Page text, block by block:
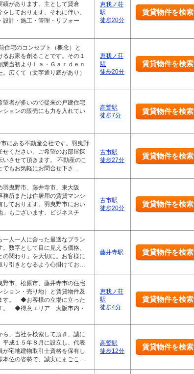
績があります。主として貸倉
しております。それに伴い、
設計・施工・管理・リフォー
恵我ノ荘
駅
徒歩20分
賃貸物件を検索
住宅のコンセプト（概念）と
お家を創ることです。その１
当初よりＬａ・Ｇａｒｄｅｎ
広くて（文字通り庭があり）
恵我ノ荘
駅
徒歩20分
賃貸物件を検索
望者が多いので従来の戸建住宅
ションの販売にも力を入れてい
高鷲駅
徒歩7分
賃貸物件を検索
にある不動産会社です。羽曳野
せください。ご希望のお部屋探
いさせて頂きます。 不動産のこ
でもお気軽にお問合せ下さ…
古市駅
徒歩27分
賃貸物件を検索
羽曳野市、藤井寺市、東大阪
務所または住居用の賃貸マンシ
しております。羽曳野市におい
」もございます。ビジネスチ
古市駅
徒歩20分
賃貸物件を検索
一人一人に合った最適なプラン
数字として目に見える価格、
の関わり」を大切に。お客様に
り引きとなるよう心掛けてお…
藤井寺駅 賃貸物件を検索
野市、松原市、藤井寺市の住宅
ション・売り地）と賃貸物件及
す。 ◆お客様の立場に立った
。 ◆得意エリア 大阪市内・
恵我ノ荘
駅
徒歩4分
賃貸物件を検索
ら、当社を検索して頂き、誠に
平成１５年８月に設立し、代表
が宅地建物取引士資格を保有し
本位の姿勢で、誠実にまごこ…
高鷲駅
徒歩12分
賃貸物件を検索